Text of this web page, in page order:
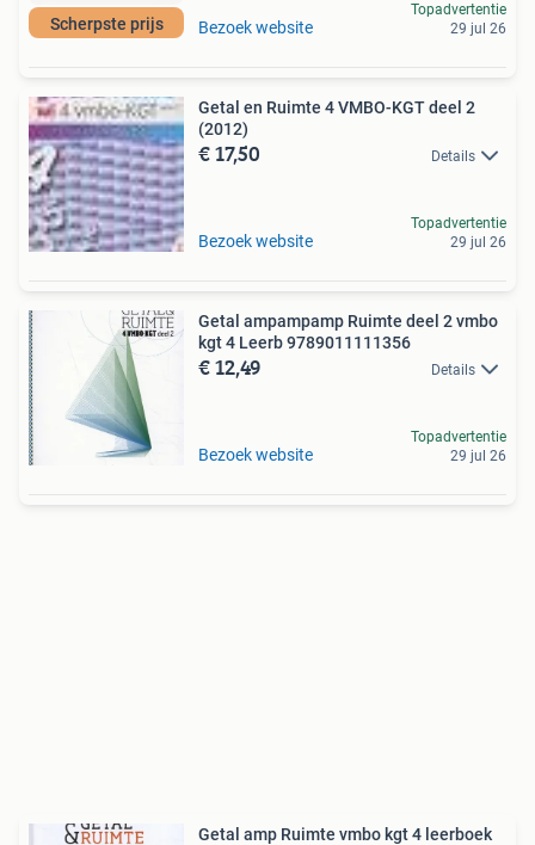
Scherpste prijs Bezoek website
Topadvertentie
29 jul 26
Getal en Ruimte 4 VMBO-KGT deel 2
(2012)
€ 17,50 Details
Bezoek website
Topadvertentie
29 jul 26
Getal ampampamp Ruimte deel 2 vmbo
kgt 4 Leerb 9789011111356
€ 12,49 Details
Bezoek website
Topadvertentie
29 jul 26
Getal amp Ruimte vmbo kgt 4 leerboek